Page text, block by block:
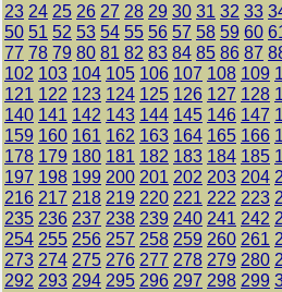
23 24 25 26 27 28 29 30 31 32 33
50 51 52 53 54 55 56 57 58 59 60
77 78 79 80 81 82 83 84 85 86 87
102 103 104 105 106 107 108 109
121 122 123 124 125 126 127 128
140 141 142 143 144 145 146 147
159 160 161 162 163 164 165 166
178 179 180 181 182 183 184 185
197 198 199 200 201 202 203 204
216 217 218 219 220 221 222 223
235 236 237 238 239 240 241 242
254 255 256 257 258 259 260 261
273 274 275 276 277 278 279 280
292 293 294 295 296 297 298 299